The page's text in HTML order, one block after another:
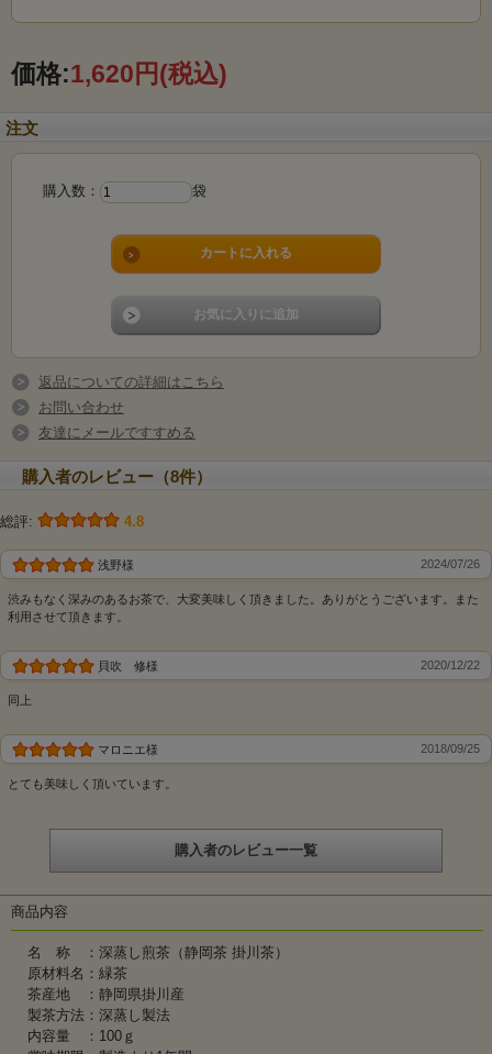
天下に誇れる掛川深蒸し煎
茶【天下一】
価格:1,620円(税込)
注文
購入数： 袋
返品についての詳細はこちら
お問い合わせ
友達にメールですすめる
購入者のレビュー（8件）
総評: 4.8
浅野様 2024/07/26
渋みもなく深みのあるお茶で、大変美味しく頂きました。ありがとうございます。また
利用させて頂きます。
貝吹 修様 2020/12/22
同上
マロニエ様 2018/09/25
とても美味しく頂いています。
購入者のレビュー一覧
商品内容
名 称 ：深蒸し煎茶（静岡茶 掛川茶）
原材料名：緑茶
茶産地 ：静岡県掛川産
製茶方法：深蒸し製法
内容量 ：100ｇ